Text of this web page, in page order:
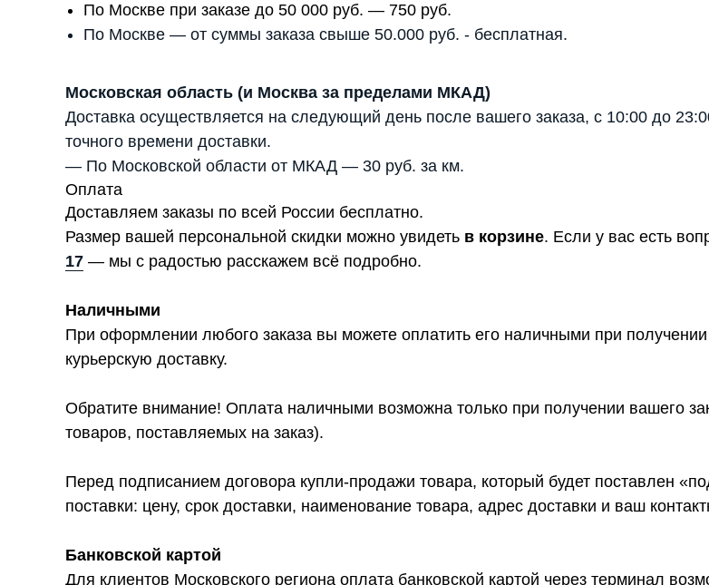
По Москве при заказе до 50 000 руб. — 750 руб.
По Москве — от суммы заказа свыше 50.000 руб. - бесплатная.
Московская область (и Москва за пределами МКАД)
Доставка осуществляется на следующий день после вашего заказа, с 10:00 до
точного времени доставки.
— По Московской области от МКАД — 30 руб. за км.
Оплата
Доставляем заказы по всей России бесплатно.
Размер вашей персональной скидки можно увидеть в корзине. Если у вас есть
17 — мы с радостью расскажем всё подробно.
Наличными
При оформлении любого заказа вы можете оплатить его наличными при
курьерскую доставку.
Обратите внимание! Оплата наличными возможна только при получении вашего
товаров, поставляемых на заказ).
Перед подписанием договора купли-продажи товара, который будет поставлен
поставки: цену, срок доставки, наименование товара, адрес доставки и ваш
Банковской картой
Для клиентов Московского региона оплата банковской картой через терминал